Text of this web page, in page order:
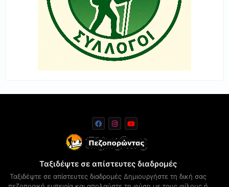
Ταξιδέψτε σε απίστευτες διαδρομές
Ταξιδέψτε σε απίστευτες διαδρομές Δημιουργήστε τη δική σας